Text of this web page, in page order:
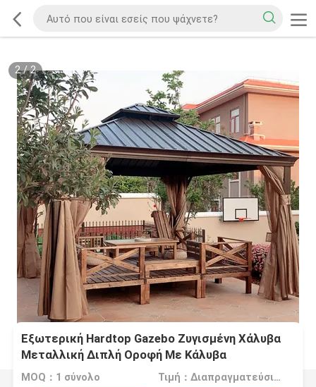
2/2
Εξωτερική Hardtop Gazebo Ζυγισμένη Χάλυβα
Μεταλλική Διπλή Οροφή Με Κάλυβα
MOQ：1 σύνολο Τιμή：Διαπραγματεύσιμα